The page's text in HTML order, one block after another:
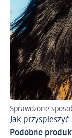
Sprawdzone
Jak przyspieszyć
Podobne